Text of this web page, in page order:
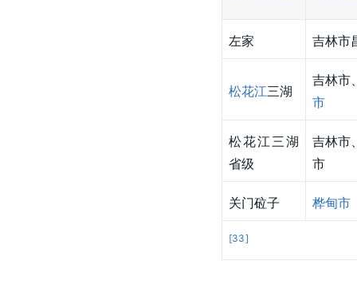
左家 吉林市
松花江三湖
吉林市
市
松花江三湖
省级
吉林市
市
关门砬子 桦甸市
[33]